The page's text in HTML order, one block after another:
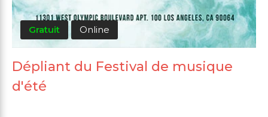
Gratuit Online
Dépliant du Festival de musique
d'été